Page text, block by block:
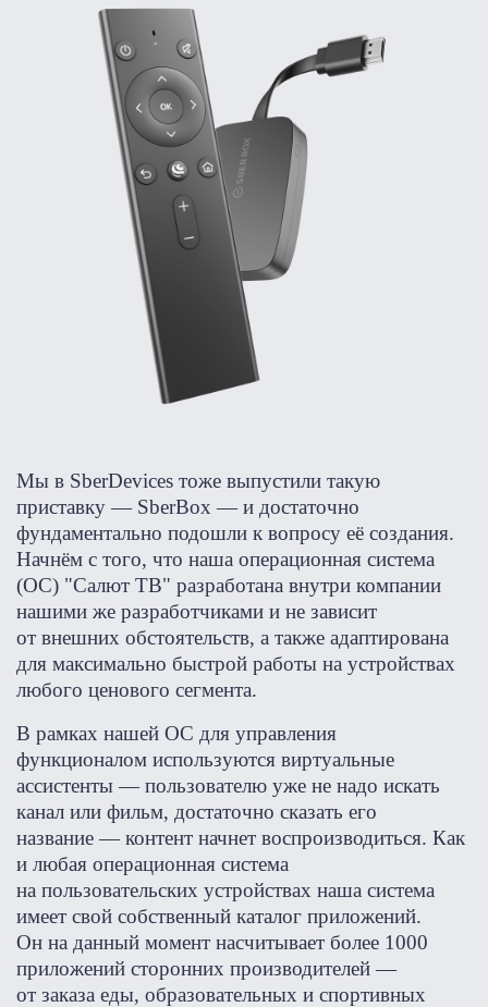
Мы в SberDevices тоже выпустили такую
приставку — SberBox — и достаточно
фундаментально подошли к вопросу её создания.
Начнём с того, что наша операционная система
(ОС) "Салют ТВ" разработана внутри компании
нашими же разработчиками и не зависит
от внешних обстоятельств, а также адаптирована
для максимально быстрой работы на устройствах
любого ценового сегмента.
В рамках нашей ОС для управления
функционалом используются виртуальные
ассистенты — пользователю уже не надо искать
канал или фильм, достаточно сказать его
название — контент начнет воспроизводиться. Как
и любая операционная система
на пользовательских устройствах наша система
имеет свой собственный каталог приложений.
Он на данный момент насчитывает более 1000
приложений сторонних производителей —
от заказа еды, образовательных и спортивных